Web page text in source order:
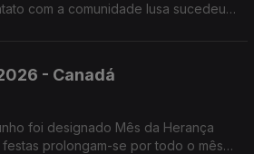
- Canadá
foi designado Mês da Herança
festas prolongam-se por todo o mês